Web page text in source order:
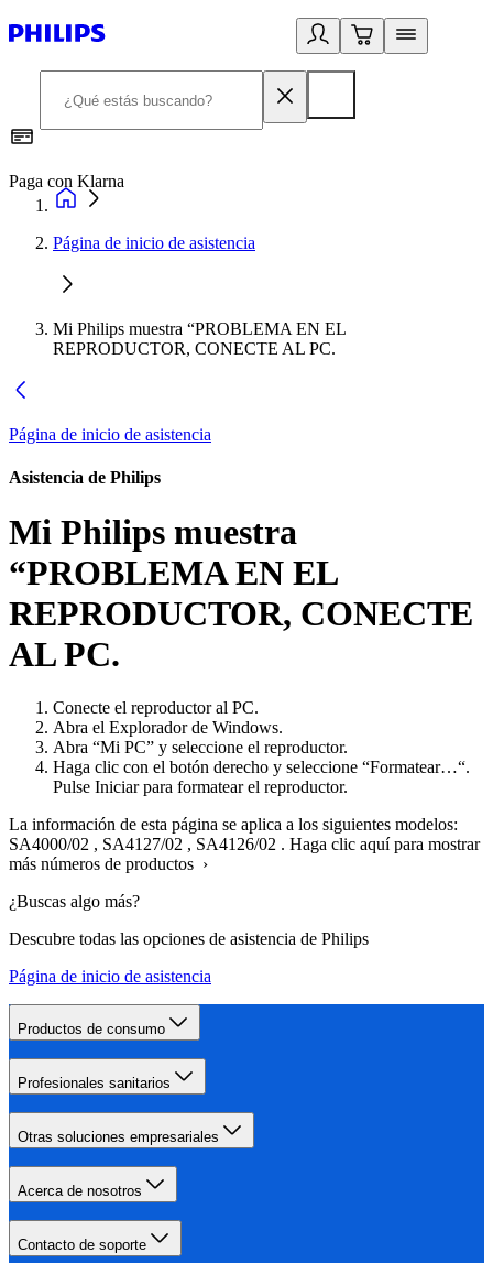
Paga con Klarna
Página de inicio de asistencia
Mi Philips muestra “PROBLEMA EN EL
REPRODUCTOR, CONECTE AL PC.
Página de inicio de asistencia
Asistencia de Philips
Mi Philips muestra
“PROBLEMA EN EL
REPRODUCTOR, CONECTE
AL PC.
Conecte el reproductor al PC.
Abra el Explorador de Windows.
Abra “Mi PC” y seleccione el reproductor.
Haga clic con el botón derecho y seleccione “Formatear…“.
Pulse Iniciar para formatear el reproductor.
La información de esta página se aplica a los siguientes modelos:
SA4000/02 , SA4127/02 , SA4126/02 . Haga clic aquí para mostrar
más números de productos ›
¿Buscas algo más?
Descubre todas las opciones de asistencia de Philips
Página de inicio de asistencia
Productos de consumo
Profesionales sanitarios
Otras soluciones empresariales
Acerca de nosotros
Contacto de soporte